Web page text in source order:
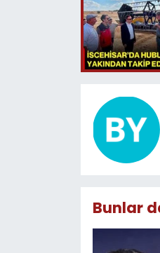
Bunlar